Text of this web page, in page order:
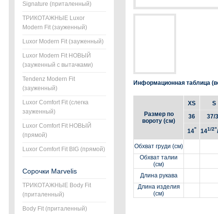
Signature (приталенный)
ТРИКОТАЖНЫЕ Luxor
Modern Fit (зауженный)
Luxor Modern Fit (зауженный)
Luxor Modern Fit НОВЫЙ
(зауженный с вытачками)
Tendenz Modern Fit
(зауженный)
Luxor Comfort Fit (слегка
зауженный)
Luxor Comfort Fit НОВЫЙ
(прямой)
Luxor Comfort Fit BIG (прямой)
Сорочки Marvelis
ТРИКОТАЖНЫЕ Body Fit
(приталенный)
Body Fit (приталенный)
Информационная таблица
Размер по
вороту (см)
XS
36
14"
S
37/
141/2"
Обхват груди (см)
Обхват талии
(см)
Длина рукава
Длина изделия
(см)